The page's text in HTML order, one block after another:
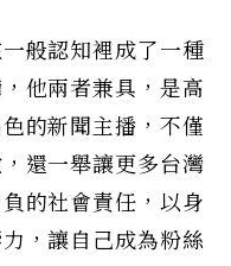
般認知裡成了一種
他兩者兼具，是高
的新聞主播，不僅
還一舉讓更多台灣
的社會責任，以身
，讓自己成為粉絲